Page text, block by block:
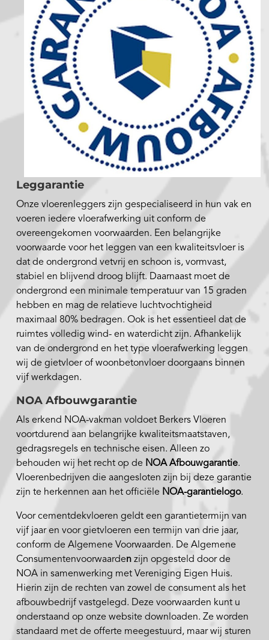
Leggarantie
Onze vloerenleggers zijn gespecialiseerd in hun vak en
voeren iedere vloerafwerking uit conform de
overeengekomen voorwaarden. Een belangrijke
voorwaarde voor het leggen van een kwaliteitsvloer is
dat de ondergrond vetvrij en schoon is, vormvast,
stabiel en blijvend droog blijft. Daarnaast moet de
ondergrond een minimale temperatuur van 15 graden
hebben en mag de relatieve luchtvochtigheid
maximaal 80% bedragen. Ook is het essentieel dat de
ruimtes volledig wind- en waterdicht zijn. Afhankelijk
van de ondergrond en het type vloerafwerking leggen
wij de gietvloer of woonbetonvloer doorgaans binnen
vijf werkdagen.
NOA Afbouwgarantie
Als erkend NOA-vakman voldoet Berkers Vloeren
voortdurend aan belangrijke kwaliteitsmaatstaven,
gedragsregels en technische eisen. Alleen zo
behouden wij het recht op de NOA Afbouwgarantie.
Vloerenbedrijven die aangesloten zijn bij deze garantie
zijn te herkennen aan het officiële NOA-garantielogo.
Voor cementdekvloeren geldt een garantietermijn van
vijf jaar en voor gietvloeren een termijn van drie jaar,
conform de Algemene Voorwaarden. De Algemene
Consumentenvoorwaarden zijn opgesteld door de
NOA in samenwerking met Vereniging Eigen Huis.
Hierin zijn de rechten van zowel de consument als het
afbouwbedrijf vastgelegd. Deze voorwaarden kunt u
onderstaand op onze website downloaden. Ze worden
standaard met de offerte meegestuurd, maar wij sturen